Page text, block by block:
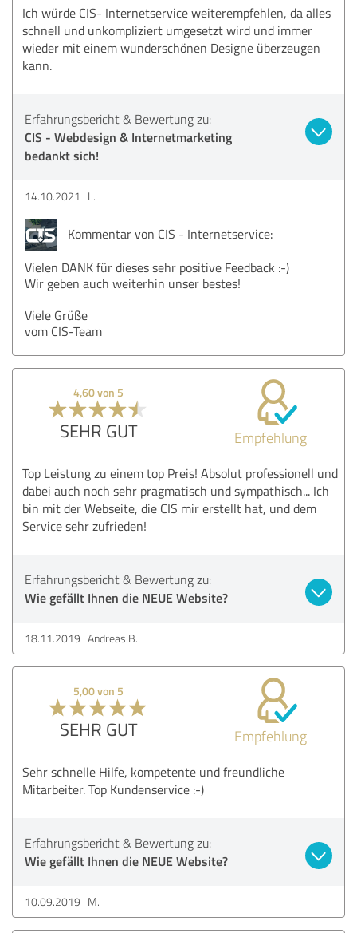
Ich würde CIS- Internetservice weiterempfehlen, da alles
schnell und unkompliziert umgesetzt wird und immer
wieder mit einem wunderschönen Designe überzeugen
kann.
Erfahrungsbericht & Bewertung zu:
CIS - Webdesign & Internetmarketing
bedankt sich!
14.10.2021 L.
Kommentar von CIS - Internetservice:
Vielen DANK für dieses sehr positive Feedback :-)
Wir geben auch weiterhin unser bestes!
Viele Grüße
vom CIS-Team
4,60 von 5
SEHR GUT Empfehlung
Top Leistung zu einem top Preis! Absolut professionell und
dabei auch noch sehr pragmatisch und sympathisch... Ich
bin mit der Webseite, die CIS mir erstellt hat, und dem
Service sehr zufrieden!
Erfahrungsbericht & Bewertung zu:
Wie gefällt Ihnen die NEUE Website?
18.11.2019 Andreas B.
5,00 von 5
SEHR GUT Empfehlung
Sehr schnelle Hilfe, kompetente und freundliche
Mitarbeiter. Top Kundenservice :-)
Erfahrungsbericht & Bewertung zu:
Wie gefällt Ihnen die NEUE Website?
10.09.2019 M.